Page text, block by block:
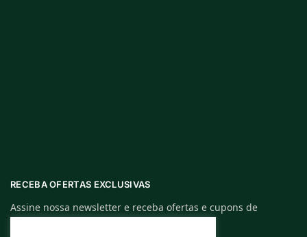
RECEBA OFERTAS EXCLUSIVAS
Assine nossa newsletter e receba ofertas e cupons de
descontos exclusivos.